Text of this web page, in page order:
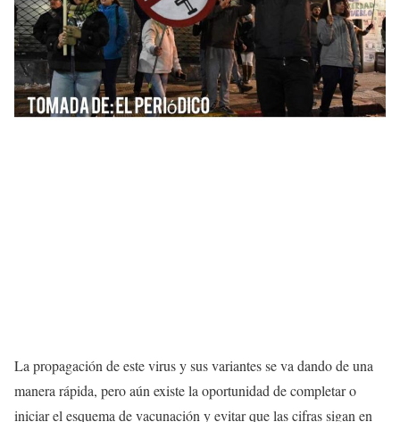
La propagación de este virus y sus variantes se va dando de una
manera rápida, pero aún existe la oportunidad de completar o
iniciar el esquema de vacunación y evitar que las cifras sigan en